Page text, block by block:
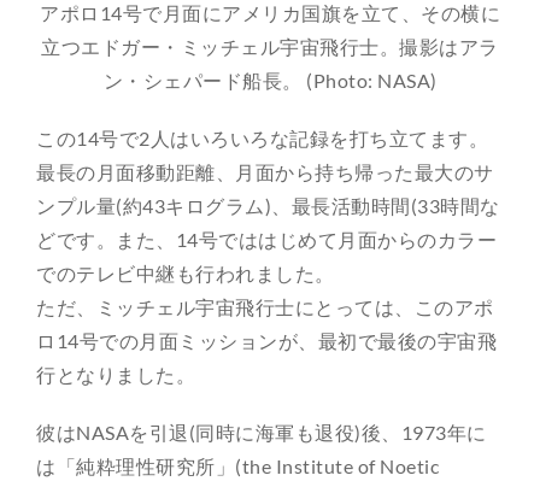
アポロ14号で月面にアメリカ国旗を立て、その横に
立つエドガー・ミッチェル宇宙飛行士。撮影はアラ
ン・シェパード船長。 (Photo: NASA)
この14号で2人はいろいろな記録を打ち立てます。
最長の月面移動距離、月面から持ち帰った最大のサ
ンプル量(約43キログラム)、最長活動時間(33時間な
どです。また、14号でははじめて月面からのカラー
でのテレビ中継も行われました。
ただ、ミッチェル宇宙飛行士にとっては、このアポ
ロ14号での月面ミッションが、最初で最後の宇宙飛
行となりました。
彼はNASAを引退(同時に海軍も退役)後、1973年に
は「純粋理性研究所」(the Institute of Noetic